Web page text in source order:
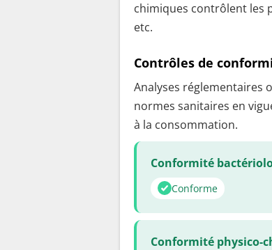
chimiques contrôlent les
etc.
Contrôles de
Analyses réglementaires
normes sanitaires en
à la consommation.
Conformité
Conforme
Conformité physico-